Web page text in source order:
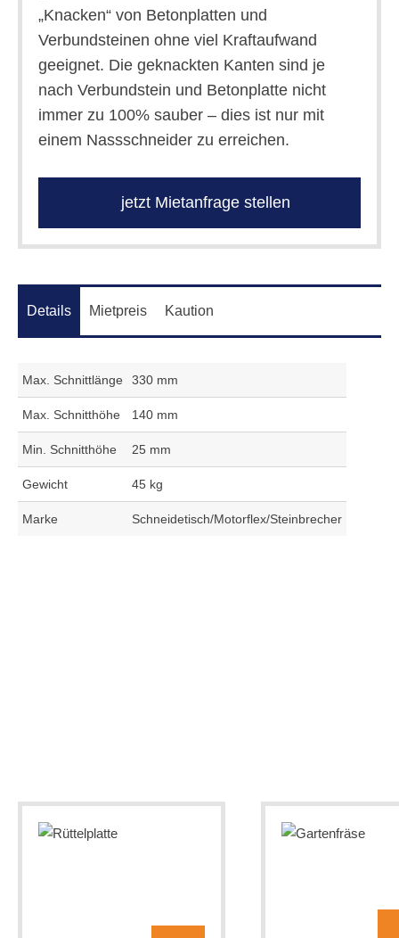
„Knacken“ von Betonplatten und
Verbundsteinen ohne viel Kraftaufwand
geeignet. Die geknackten Kanten sind je
nach Verbundstein und Betonplatte nicht
immer zu 100% sauber – dies ist nur mit
einem Nassschneider zu erreichen.
jetzt Mietanfrage stellen
Details Mietpreis Kaution
Max. Schnittlänge 330 mm
Max. Schnitthöhe 140 mm
Min. Schnitthöhe 25 mm
Gewicht 45 kg
Marke Schneidetisch/Motorflex/Steinbrecher